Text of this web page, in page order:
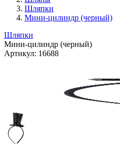
Шляпки
Мини-цилиндр (черный)
Шляпки
Мини-цилиндр (черный)
Артикул: 16688